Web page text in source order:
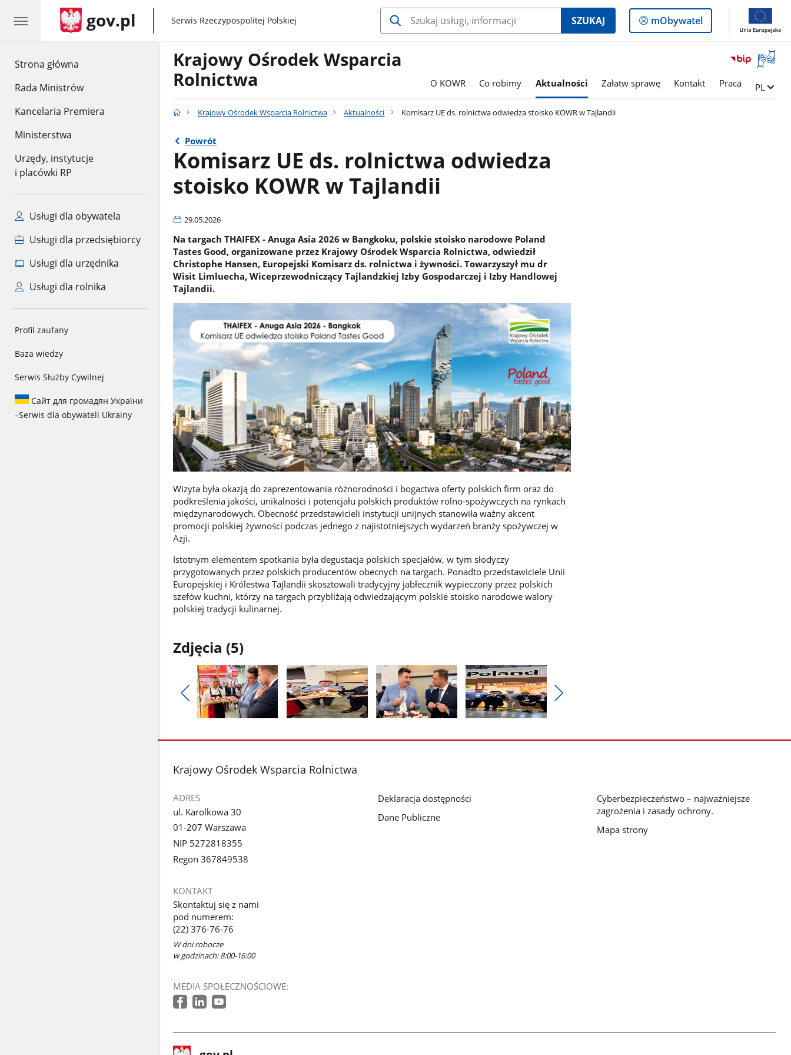
Strona główna
Rada Ministrów
Kancelaria Premiera
Ministerstwa
Urzędy, instytucje
i placówki RP
Usługi dla obywatela
Usługi dla przedsiębiorcy
Usługi dla urzędnika
Usługi dla rolnika
Profil zaufany
Baza wiedzy
Serwis Służby Cywilnej
Сайт для громадян України
–Serwis dla obywateli Ukrainy
gov.pl gov.pl
Serwis Rzeczypospolitej Polskiej SZUKAJ
Logowanie
do
mObywatel
Otwórz
okno
Krajowy Ośrodek Wsparcia
Rolnictwa
O KOWR Co robimy Aktualności Załatw sprawę Kontakt Praca Zmień
PL
Krajowy Ośrodek Wsparcia Rolnictwa Aktualności Komisarz UE ds. rolnictwa odwiedza stoisko KOWR w Tajlandii
Powrót
Komisarz UE ds. rolnictwa odwiedza
stoisko KOWR w Tajlandii
29.05.2026
Na targach THAIFEX - Anuga Asia 2026 w Bangkoku, polskie stoisko narodowe Poland
Tastes Good, organizowane przez Krajowy Ośrodek Wsparcia Rolnictwa, odwiedził
Christophe Hansen, Europejski Komisarz ds. rolnictwa i żywności. Towarzyszył mu dr
Wisit Limluecha, Wiceprzewodniczący Tajlandzkiej Izby Gospodarczej i Izby Handlowej
Tajlandii.
Wizyta była okazją do zaprezentowania różnorodności i bogactwa oferty polskich firm oraz do
podkreślenia jakości, unikalności i potencjału polskich produktów rolno-spożywczych na rynkach
międzynarodowych. Obecność przedstawicieli instytucji unijnych stanowiła ważny akcent
promocji polskiej żywności podczas jednego z najistotniejszych wydarzeń branży spożywczej w
Azji.
Istotnym elementem spotkania była degustacja polskich specjałów, w tym słodyczy
przygotowanych przez polskich producentów obecnych na targach. Ponadto przedstawiciele Unii
Europejskiej i Królestwa Tajlandii skosztowali tradycyjny jabłecznik wypieczony przez polskich
szefów kuchni, którzy na targach przybliżają odwiedzającym polskie stoisko narodowe walory
polskiej tradycji kulinarnej.
Zdjęcia (5)
Pokaż
poprzednie
galerii.
galerii.
stopka
Krajowy Ośrodek Wsparcia Rolnictwa
ADRES
ul. Karolkowa 30
01-207 Warszawa
NIP 5272818355
Regon 367849538
KONTAKT
Skontaktuj się z nami
pod numerem:
(22) 376-76-76
W dni robocze
w godzinach: 8:00-16:00
MEDIA SPOŁECZNOŚCIOWE:
Deklaracja dostępności
Dane Publiczne
Cyberbezpieczeństwo – najważniejsze
zagrożenia i zasady ochrony.
Mapa strony
stopka